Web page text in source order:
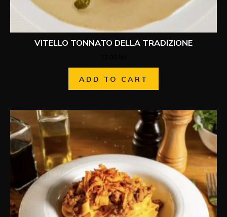
VITELLO TONNATO DELLA TRADIZIONE
ADD TO CART